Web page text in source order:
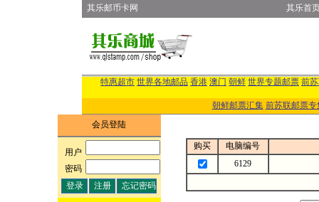
其乐邮币卡网 其乐首
特惠超市 世界各地邮品 香港 澳门 朝鲜 世界专题邮票 前
朝鲜邮票汇集 前苏联邮票专
会员登陆
用户:
密码:
购买
电脑编号
6129